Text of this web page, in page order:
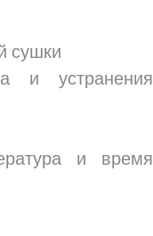
сушки
и устранения
и время